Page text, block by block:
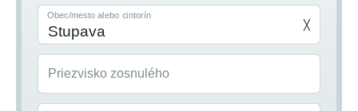
Obec/mesto alebo cintorín
╳
Priezvisko zosnulého